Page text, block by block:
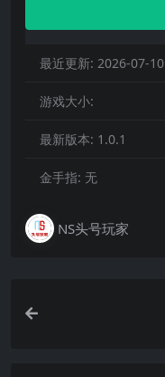
最近更新: 2026-07-10
游戏大小:
最新版本: 1.0.1
金手指: 无
NS头号玩家